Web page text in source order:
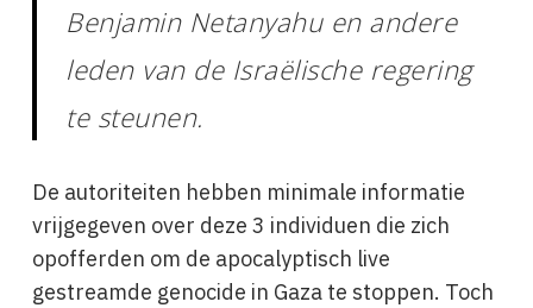
Benjamin Netanyahu en andere
leden van de Israëlische regering
te steunen.
De autoriteiten hebben minimale informatie
vrijgegeven over deze 3 individuen die zich
opofferden om de apocalyptisch live
gestreamde genocide in Gaza te stoppen. Toch